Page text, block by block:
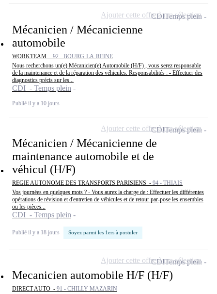
Mécanicien / Mécanicienne
automobile
WORKTEAM - 92 - BOURG-LA-REINE
Nous recherchons un(e) Mécanicien(e) Automobile (H/F) , vous serez responsable
de la maintenance et de la réparation des véhicules. Responsabilités : - Effectuer des
diagnostics précis sur les...
CDI - Temps plein
Publié il y a 10 jours
CDITemps plein
Ajouter cette offre à ma sélection
Mécanicien / Mécanicienne de
maintenance automobile et de
véhicul (H/F)
REGIE AUTONOME DES TRANSPORTS PARISIENS - 94 - THIAIS
Vos journées en quelques mots ? - Vous aurez la charge de : Effectuer les différentes
opérations de révision et d'entretien de véhicules et de retour par-pose les ensembles
ou les pièces...
CDI - Temps plein
Publié il y a 18 jours Soyez parmi les 1ers à postuler
CDITemps plein
Ajouter cette offre à ma sélection
Mecanicien automobile H/F (H/F)
DIRECT AUTO - 91 - CHILLY MAZARIN
CDITemps plein
Ajouter cette offre à ma sélection